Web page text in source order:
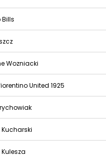
Wozniacki
United 1925